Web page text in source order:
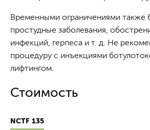
Временными ограничениями также
простудные заболевания,
инфекций, герпеса и т. д. Не
процедуру с инъекциями
лифтингом.
Стоимость
NCTF 135